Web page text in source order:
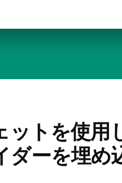
トを使用
ダーを埋め